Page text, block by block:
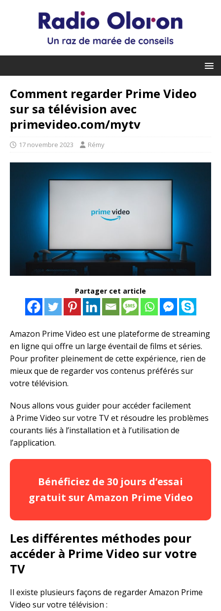
Comment regarder Prime Video
sur sa télévision avec
primevideo.com/mytv
17 novembre 2023 Rémy
Partager cet article
Amazon Prime Video est une plateforme de streaming
en ligne qui offre un large éventail de films et séries.
Pour profiter pleinement de cette expérience, rien de
mieux que de regarder vos contenus préférés sur
votre télévision.
Nous allons vous guider pour accéder facilement
à Prime Video sur votre TV et résoudre les problèmes
courants liés à l’installation et à l’utilisation de
l’application.
Bénéficiez de 30 jours d’essai
gratuit sur Amazon Prime Video
Les différentes méthodes pour
accéder à Prime Video sur votre
TV
Il existe plusieurs façons de regarder Amazon Prime
Video sur votre télévision :